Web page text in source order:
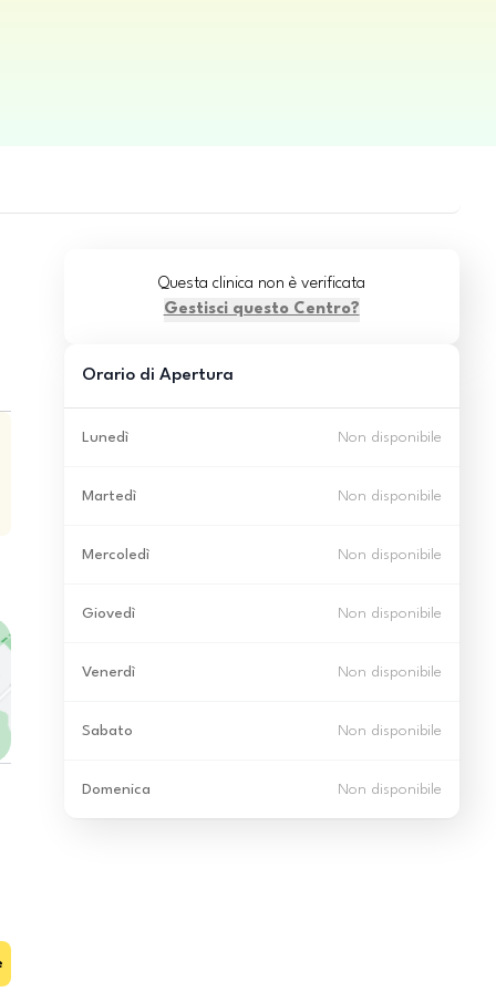
Questa clinica non è verificata
Gestisci questo Centro?
Orario di Apertura
Lunedì Non disponibile
Martedì Non disponibile
Mercoledì Non disponibile
Giovedì Non disponibile
Venerdì Non disponibile
Sabato Non disponibile
Domenica Non disponibile